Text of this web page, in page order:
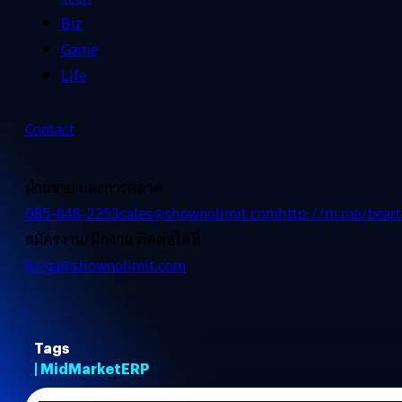
Biz
Game
Life
Contact
ฝ่ายขาย และการตลาด
085-848-2253sales@shownolimit.comhttp://m.me/
สมัครงาน/ฝึกงาน ติดต่อได้ที่
hr-ga@shownolimit.com
Tags
| MidMarketERP